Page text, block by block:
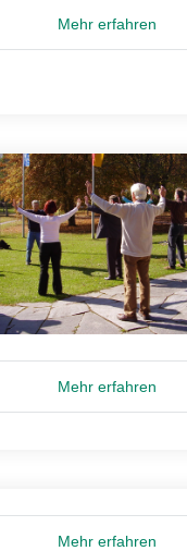
Mehr erfahren
Mehr erfahren
Mehr erfahren